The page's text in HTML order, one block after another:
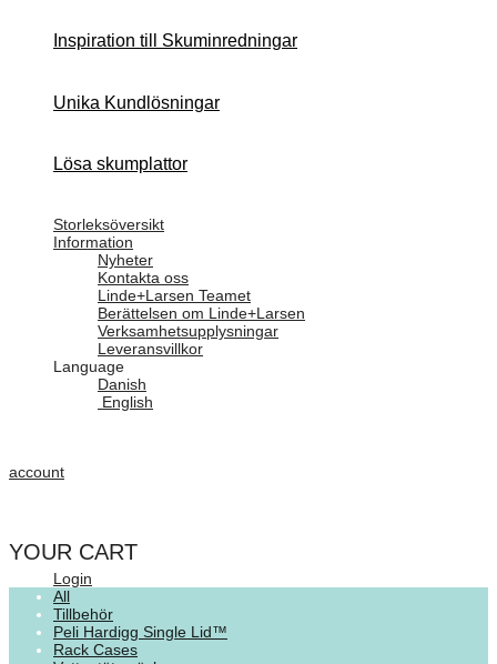
Inspiration till Skuminredningar
Unika Kundlösningar
Lösa skumplattor
Storleksöversikt
Information
Nyheter
Kontakta oss
Linde+Larsen Teamet
Berättelsen om Linde+Larsen
Verksamhetsupplysningar
Leveransvillkor
Language
Danish
English
account
Login
YOUR CART
All
Tillbehör
Peli Hardigg Single Lid™
Rack Cases